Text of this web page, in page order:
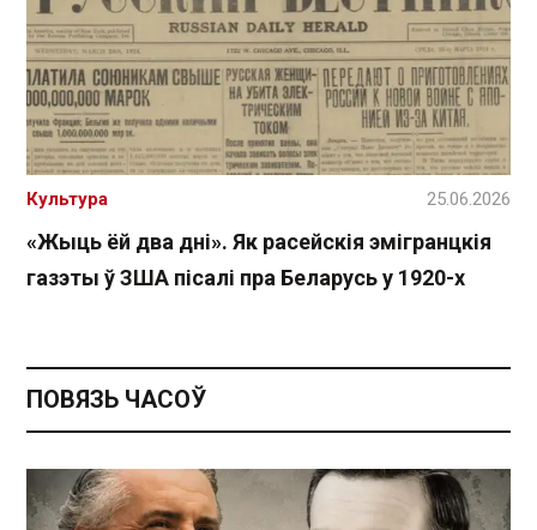
«Жыць ёй два дні». Як расейскія эмігранцкія
газэты ў ЗША пісалі пра Беларусь у 1920-х
Культура 25.06.2026
ПОВЯЗЬ ЧАСОЎ